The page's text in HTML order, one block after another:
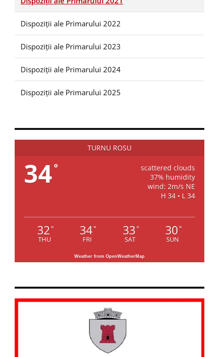
Dispoziții ale Primarului 2022
Dispoziții ale Primarului 2023
Dispoziții ale Primarului 2024
Dispoziții ale Primarului 2025
TURNU ROSU
34°
scattered clouds
37% humidity
wind: 2m/s NE
H 34 • L 34
32°
THU
34°
FRI
33°
SAT
30°
SUN
Weather from OpenWeatherMap